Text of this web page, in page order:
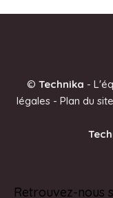
n
v
© Technika -
légales- Plan du site
Retrouvez-nous